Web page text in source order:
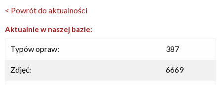
< Powrót do aktualności
Aktualnie w naszej bazie:
Typów opraw: 387
Zdjęć: 6669